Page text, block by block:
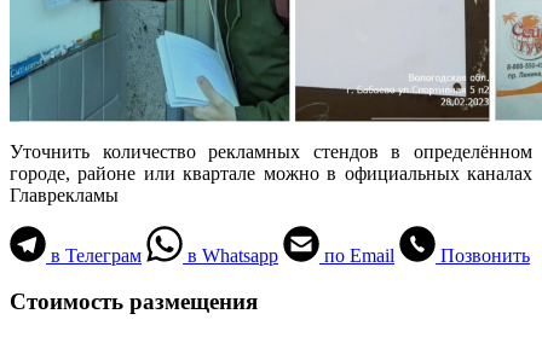
Уточнить количество рекламных стендов в определённом
городе, районе или квартале можно в официальных каналах
Главрекламы
в Телеграм в Whatsapp по Email Позвонить
Стоимость размещения